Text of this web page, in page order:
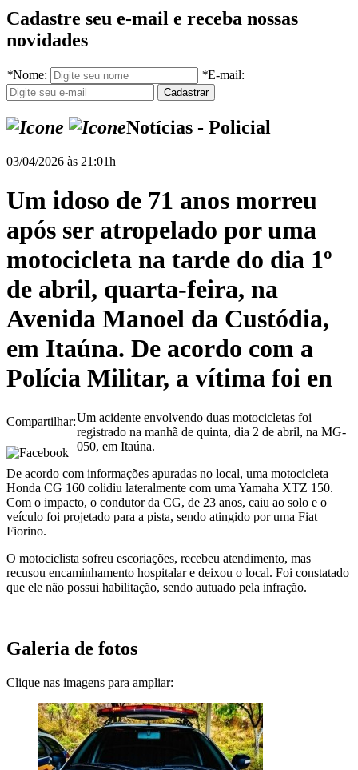
Cadastre seu e-mail e receba nossas
novidades
*Nome: *E-mail:
Notícias - Policial
03/04/2026 às 21:01h
Um idoso de 71 anos morreu
após ser atropelado por uma
motocicleta na tarde do dia 1º
de abril, quarta-feira, na
Avenida Manoel da Custódia,
em Itaúna. De acordo com a
Polícia Militar, a vítima foi en
Compartilhar:Um acidente envolvendo duas motocicletas foi
registrado na manhã de quinta, dia 2 de abril, na MG-
050, em Itaúna.
De acordo com informações apuradas no local, uma motocicleta
Honda CG 160 colidiu lateralmente com uma Yamaha XTZ 150.
Com o impacto, o condutor da CG, de 23 anos, caiu ao solo e o
veículo foi projetado para a pista, sendo atingido por uma Fiat
Fiorino.
O motociclista sofreu escoriações, recebeu atendimento, mas
recusou encaminhamento hospitalar e deixou o local. Foi constatado
que ele não possui habilitação, sendo autuado pela infração.
Galeria de fotos
Clique nas imagens para ampliar: